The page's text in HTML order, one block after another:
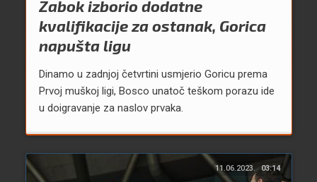
Zabok izborio dodatne
kvalifikacije za ostanak, Gorica
napušta ligu
Dinamo u zadnjoj četvrtini usmjerio Goricu prema
Prvoj muškoj ligi, Bosco unatoč teškom porazu ide
u doigravanje za naslov prvaka.
11.06.2023. 03:14